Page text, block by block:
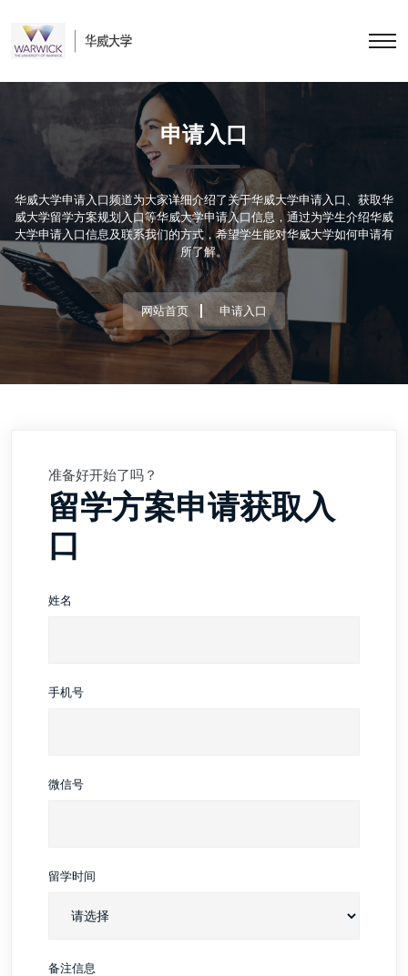
申请入口
华威大学申请入口频道为大家详细介绍了关于华威大学申请入口、获取华
威大学留学方案规划入口等华威大学申请入口信息，通过为学生介绍华威
大学申请入口信息及联系我们的方式，希望学生能对华威大学如何申请有
所了解。
网站首页 申请入口
准备好开始了吗？
留学方案申请获取入
口
姓名
手机号
微信号
留学时间
备注信息